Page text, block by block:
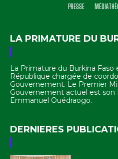
PRESSE
LA PRIMATURE DU
La Primature du Burkina
République chargée de
Gouvernement. Le Premier
Gouvernement actuel est son
Emmanuel Ouédraogo.
DERNIERES